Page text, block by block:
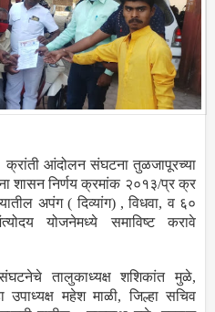
क्रांती आंदोलन संघटना तुळजापूरच्या
शासन निर्णय क्रमांक २०१३/प्र क्र
अपंग ( दिव्यांग) , विधवा, व ६०
योजनेमध्ये समाविष्ट करावे
तालुकाध्यक्ष शशिकांत मुळे,
उपाध्यक्ष महेश माळी, जिल्हा सचिव